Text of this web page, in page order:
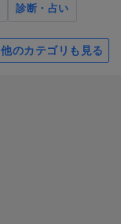
診断・占い
他のカテゴリも見る